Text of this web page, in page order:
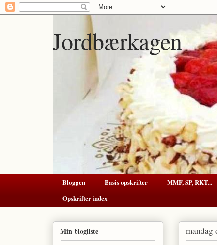
Jordbærkagen
Bloggen Basis opskrifter
MMF, SP, RKT...
Opskrifter index
mandag
Min blogliste